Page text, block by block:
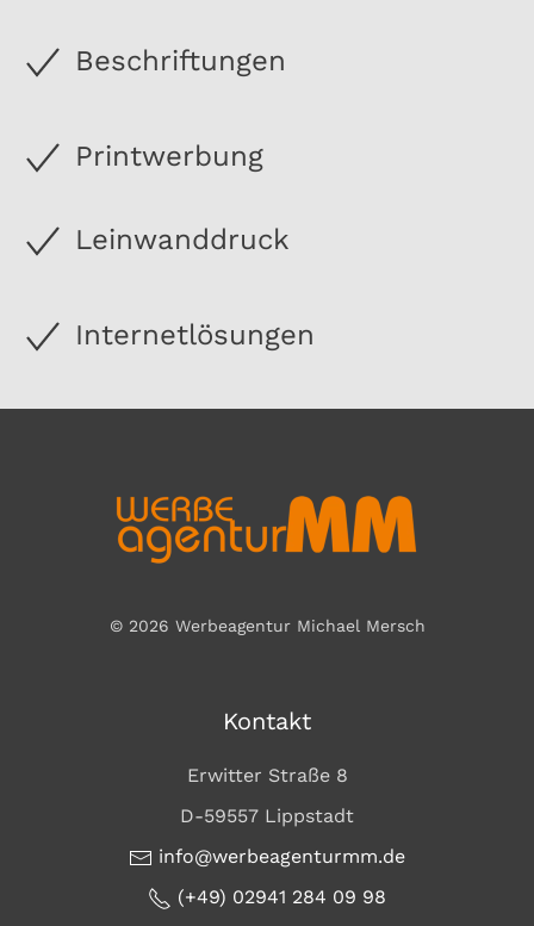
Beschriftungen
Printwerbung
Leinwanddruck
Internetlösungen
© 2026 Werbeagentur Michael Mersch
Kontakt
Erwitter Straße 8
D-59557 Lippstadt
info@werbeagenturmm.de
(+49) 02941 284 09 98